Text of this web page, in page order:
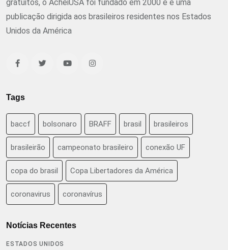
gratuitos, o AcheiUSA foi fundado em 2000 e é uma
publicação dirigida aos brasileiros residentes nos Estados
Unidos da América
Tags
baccf bolsonaro BRAFF brasil brasileiros
brasileirão campeonato brasileiro conexão UF
copa do brasil Copa Libertadores da América
coronavirus coronavírus
Notícias Recentes
ESTADOS UNIDOS